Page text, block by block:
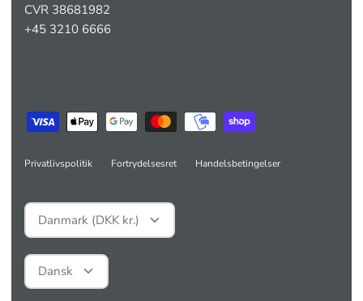
CVR 38681982
+45 3210 6666
Privatlivspolitik Fortrydelsesret Handelsbetingelser
Valuta
Danmark (DKK kr.)
Sprog
Dansk